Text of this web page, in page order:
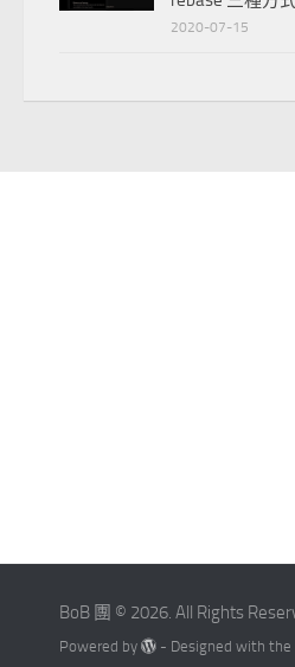
2020-07-15
BoB 團 © 2026. All Rights
Powered by - Designed with the